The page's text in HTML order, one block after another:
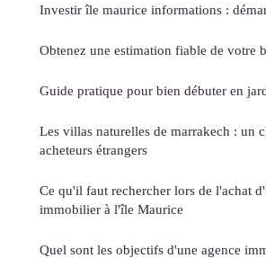
Investir île maurice informations :
Obtenez une estimation fiable de votre
Guide pratique pour bien débuter en
Les villas naturelles de marrakech : un
acheteurs étrangers
Ce qu'il faut rechercher lors de l'achat
immobilier à l'île Maurice
Quel sont les objectifs d'une agence